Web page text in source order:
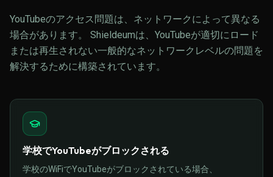
YouTubeのアクセス問題は、ネットワークによって異なる
場合があります。 Shieldeumは、YouTubeが適切にロード
または再生されない一般的なネットワークレベルの問題を
解決するために構築されています。
学校でYouTubeがブロックされる
学校のWiFiでYouTubeがブロックされている場合、